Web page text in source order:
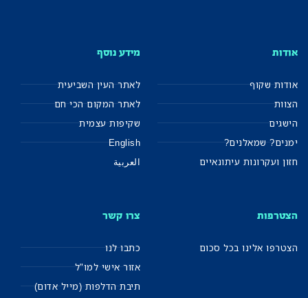
אודות
אודות שקוף
הצוות
הישגים
ימנים? שמאלנים?
חזון ועקרונות עיתונאיים
מידע נוסף
לאתר העין השביעית
לאתר המקום הכי חם
שקיפות עצמית
English
العربية
הצטרפות
הצטרפו אלינו בכל סכום
צרו קשר
כתבו לנו
אזור אישי למו"ל
תיבת הדלפות (מייל אדום)